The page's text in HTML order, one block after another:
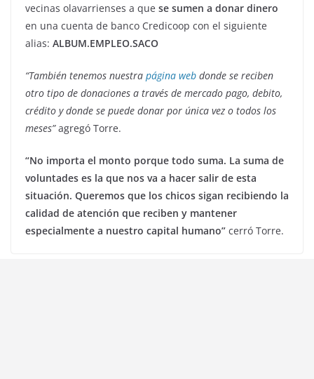
vecinas olavarrienses a que se sumen a donar dinero
en una cuenta de banco Credicoop con el siguiente
alias: ALBUM.EMPLEO.SACO
“También tenemos nuestra página web donde se reciben
otro tipo de donaciones a través de mercado pago, debito,
crédito y donde se puede donar por única vez o todos los
meses”agregó Torre.
“No importa el monto porque todo suma. La suma de
voluntades es la que nos va a hacer salir de esta
situación. Queremos que los chicos sigan recibiendo la
calidad de atención que reciben y mantener
especialmente a nuestro capital humano” cerró Torre.